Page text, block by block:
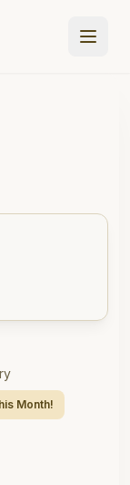
Month!